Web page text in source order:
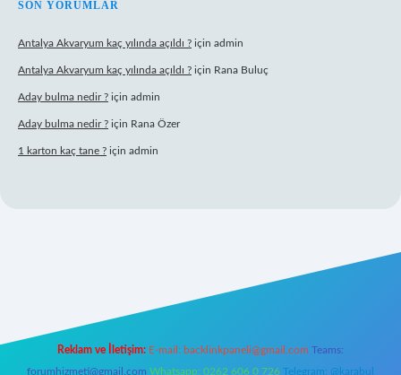
SON YORUMLAR
Antalya Akvaryum kaç yılında açıldı ? için admin
Antalya Akvaryum kaç yılında açıldı ? için Rana Buluç
Aday bulma nedir ? için admin
Aday bulma nedir ? için Rana Özer
1 karton kaç tane ? için admin
Reklam ve İletişim: E-mail: backlinkpaneli@gmail.com Teams:
forumhizmeti@gmail.com Whatsapp: 0262 606 0 726 Telegram: @karabul